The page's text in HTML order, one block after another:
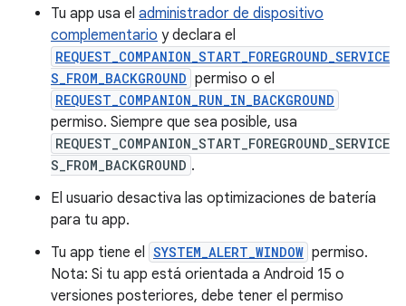
Tu app usa el administrador de dispositivo
complementario y declara el
REQUEST_COMPANION_START_FOREGROUND_SERVICE
S_FROM_BACKGROUND permiso o el
REQUEST_COMPANION_RUN_IN_BACKGROUND
permiso. Siempre que sea posible, usa
REQUEST_COMPANION_START_FOREGROUND_SERVICE
S_FROM_BACKGROUND .
El usuario desactiva las optimizaciones de batería
para tu app.
Tu app tiene el SYSTEM_ALERT_WINDOW permiso.
Nota: Si tu app está orientada a Android 15 o
versiones posteriores, debe tener el permiso